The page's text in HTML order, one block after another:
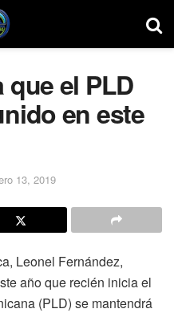
el PLD
en este
13, 2019
Leonel Fernández,
año que recién inicia el
(PLD) se mantendrá